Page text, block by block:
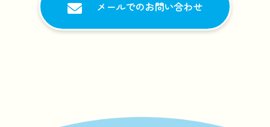
メールでのお問い合わせ